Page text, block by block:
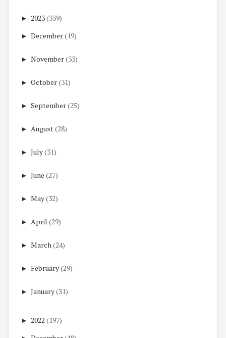
► 2023(339)
► December(19)
► November(33)
► October(31)
► September(25)
► August(28)
► July(31)
► June (27)
► May(32)
► April (29)
► March(24)
► February(29)
► January(31)
► 2022 (197)